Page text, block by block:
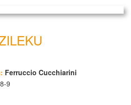
Ferruccio Cucchiarini
9